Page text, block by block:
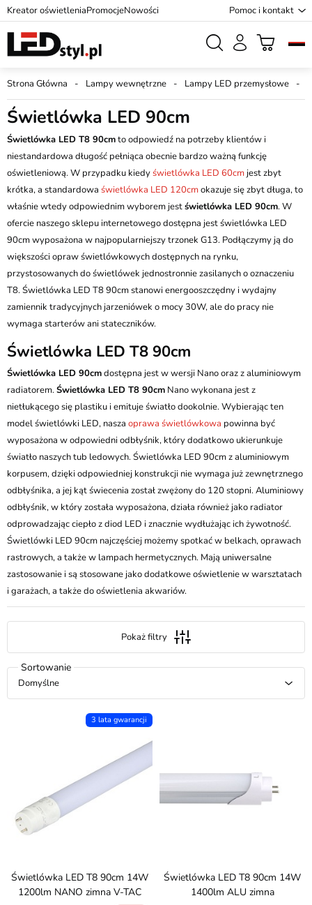
Kreator oświetleniaPromocjeNowości Pomoc i kontakt
Strona Główna Lampy wewnętrzne Lampy LED przemysłowe
Świetlówka LED 90cm
Świetlówka LED T8 90cmto odpowiedź na potrzeby klientów i
niestandardowa długość pełniąca obecnie bardzo ważną funkcję
oświetleniową. W przypadku kiedyświetlówka LED 60cm jest zbyt
krótka, a standardowa świetlówka LED 120cmokazuje się zbyt długa, to
właśnie wtedy odpowiednim wyborem jestświetlówka LED 90cm. W
ofercie naszego sklepu internetowego dostępna jest świetlówka LED
90cm wyposażona w najpopularniejszy trzonek G13. Podłączymy ją do
większości opraw świetlówkowych dostępnych na rynku,
przystosowanych do świetlówek jednostronnie zasilanych o oznaczeniu
T8. Świetlówka LED T8 90cm stanowi energooszczędny i wydajny
zamiennik tradycyjnych jarzeniówek o mocy 30W, ale do pracy nie
wymaga starterów ani stateczników.
Świetlówka LED T8 90cm
Świetlówka LED 90cmdostępna jest w wersji Nano oraz z aluminiowym
radiatorem.Świetlówka LED T8 90cm Nano wykonana jest z
nietłukącego się plastiku i emituje światło dookolnie. Wybierając ten
model świetlówki LED, nasza oprawa świetlówkowa powinna być
wyposażona w odpowiedni odbłyśnik, który dodatkowo ukierunkuje
światło naszych tub ledowych. Świetlówka LED 90cm z aluminiowym
korpusem, dzięki odpowiedniej konstrukcji nie wymaga już zewnętrznego
odbłyśnika, a jej kąt świecenia został zwężony do 120 stopni. Aluminiowy
odbłyśnik, w który została wyposażona, działa również jako radiator
odprowadzając ciepło z diod LED i znacznie wydłużając ich żywotność.
Świetlówki LED 90cm najczęściej możemy spotkać w belkach, oprawach
rastrowych, a także w lampach hermetycznych. Mają uniwersalne
zastosowanie i są stosowane jako dodatkowe oświetlenie w warsztatach
i garażach, a także do oświetlenia akwariów.
Pokaż filtry
Domyślne
3 lata gwarancji
Świetlówka LED T8 90cm 14W
1200lm NANO zimna V-TAC
Świetlówka LED T8 90cm 14W
1400lm ALU zimna